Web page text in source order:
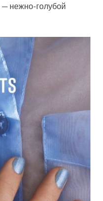
— нежно-голубой